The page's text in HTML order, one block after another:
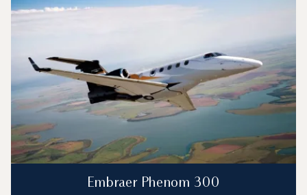
Embraer Phenom 300